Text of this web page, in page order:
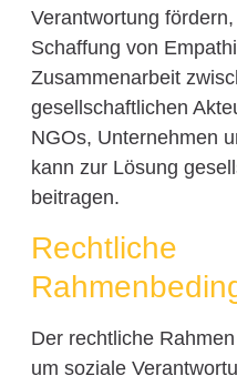
Verantwortung
Schaffung von
Zusammenarbeit
gesellschaftlichen
NGOs, Unternehmen
kann zur Lösung
beitragen.
Rechtliche
Der rechtliche
um soziale